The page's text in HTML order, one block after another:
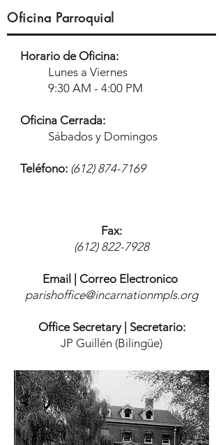
Oficina Parroquial
Horario de Oficina:
Lunes a Viernes
9:30 AM - 4:00 PM
Oficina Cerrada:
Sábados y Domingos
Teléfono: (612) 874-7169
Fax:
(612) 822-7928
Email | Correo Electronico
parishoffice@incarnationmpls.org
Office Secretary | Secretario:
JP Guillén (Bilingüe)